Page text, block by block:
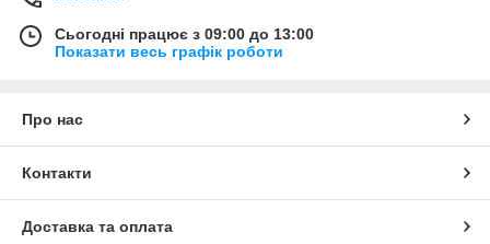
Сьогодні працює з 09:00 до 13:00
Показати весь графік роботи
Про нас
Контакти
Доставка та оплата